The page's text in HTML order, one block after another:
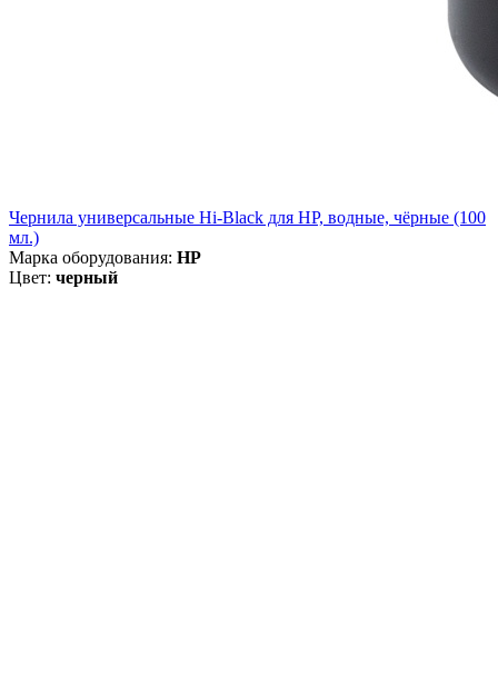
Чернила универсальные Hi-Black для HP, водные, чёрные (100
мл.)
Марка оборудования: HP
Цвет: черный